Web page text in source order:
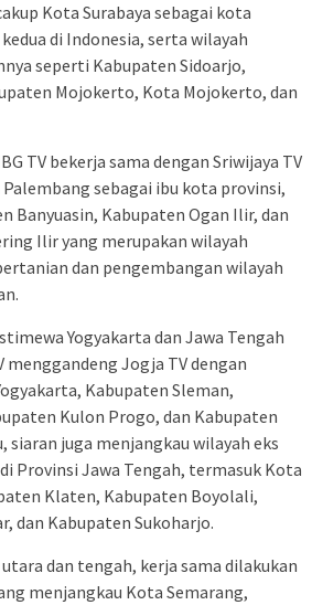
Kota Surabaya sebagai kota
di Indonesia, serta wilayah
seperti Kabupaten Sidoarjo,
Mojokerto, Kota Mojokerto, dan
TV bekerja sama dengan Sriwijaya TV
sebagai ibu kota provinsi,
Banyuasin, Kabupaten Ogan Ilir, dan
Ilir yang merupakan wilayah
dan pengembangan wilayah
Yogyakarta dan Jawa Tengah
menggandeng Jogja TV dengan
Kabupaten Sleman,
Kulon Progo, dan Kabupaten
siaran juga menjangkau wilayah eks
Provinsi Jawa Tengah, termasuk Kota
Klaten, Kabupaten Boyolali,
dan Kabupaten Sukoharjo.
dan tengah, kerja sama dilakukan
menjangkau Kota Semarang,